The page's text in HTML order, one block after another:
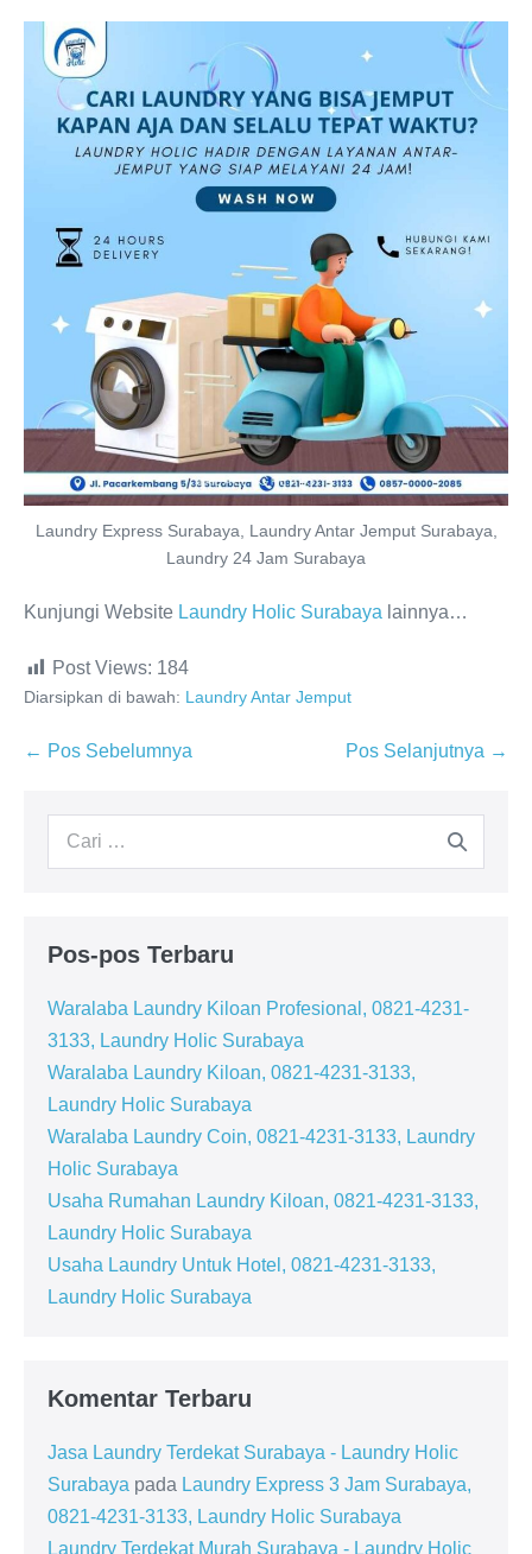
Laundry Express Surabaya, Laundry Antar Jemput Surabaya,
Laundry 24 Jam Surabaya
Kunjungi Website Laundry Holic Surabaya lainnya…
Post Views: 184
Diarsipkan di bawah: Laundry Antar Jemput
Navigasi
← Pos Sebelumnya Pos Selanjutnya →
Pencarian
Pos-pos Terbaru
Waralaba Laundry Kiloan Profesional, 0821-4231-
3133, Laundry Holic Surabaya
Waralaba Laundry Kiloan, 0821-4231-3133,
Laundry Holic Surabaya
Waralaba Laundry Coin, 0821-4231-3133, Laundry
Holic Surabaya
Usaha Rumahan Laundry Kiloan, 0821-4231-3133,
Laundry Holic Surabaya
Usaha Laundry Untuk Hotel, 0821-4231-3133,
Laundry Holic Surabaya
Komentar Terbaru
Jasa Laundry Terdekat Surabaya - Laundry Holic
Surabaya pada Laundry Express 3 Jam Surabaya,
0821-4231-3133, Laundry Holic Surabaya
Laundry Terdekat Murah Surabaya - Laundry Holic